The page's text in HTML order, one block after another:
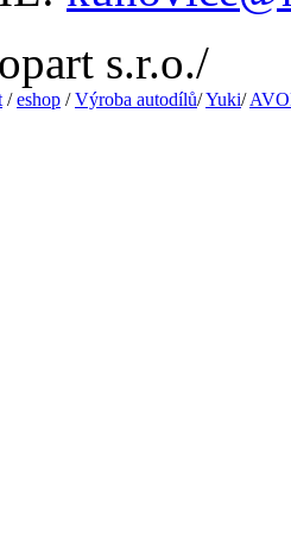
s.r.o./
/ eshop / Výroba autodílů/Yuki/